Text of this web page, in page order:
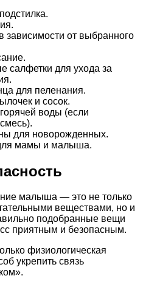
зависимости от выбранного
салфетки для ухода за
для пеленания.
и сосок.
воды (если
для новорожденных.
мамы и малыша.
малыша — это не только
веществами, но и
подобранные вещи
приятным и безопасным.
физиологическая
укрепить связь